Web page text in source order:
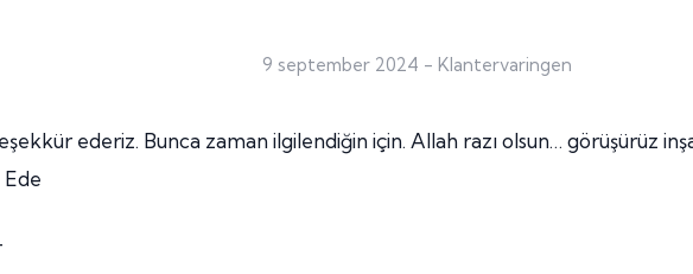
9 september 2024 - Klantervaringen
ederiz. Bunca zaman ilgilendiğin için. Allah razı olsun… görüşürüz